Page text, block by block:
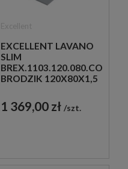
EXCELLENT LAVANO
SLIM
BREX.1103.120.080.CON
BRODZIK 120X80X1,5
1 369,00 zł szt.